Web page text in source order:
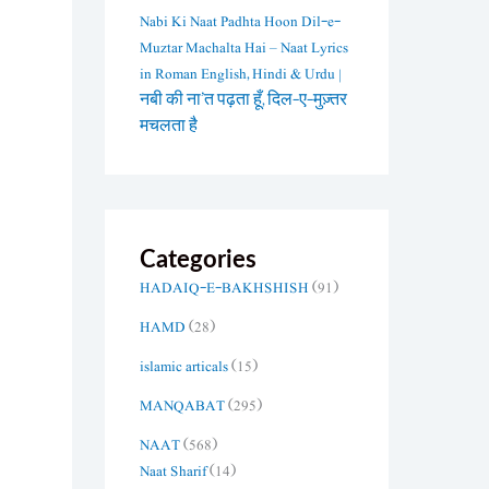
Nabi Ki Naat Padhta Hoon Dil-e-
Muztar Machalta Hai – Naat Lyrics
in Roman English, Hindi & Urdu |
नबी की ना’त पढ़ता हूँ, दिल-ए-मुज़्तर
मचलता है
Categories
HADAIQ-E-BAKHSHISH(91)
HAMD(28)
islamic articals(15)
MANQABAT(295)
NAAT(568)
Naat Sharif(14)